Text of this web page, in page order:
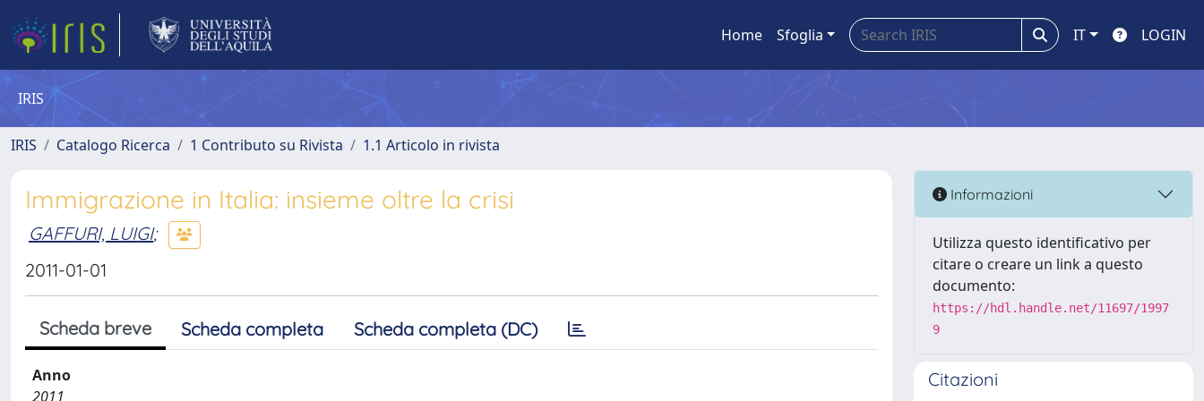
Home Sfoglia IT LOGIN
IRIS
IRIS Catalogo Ricerca 1 Contributo su Rivista 1.1 Articolo in rivista
Immigrazione in Italia: insieme oltre la crisi
GAFFURI, LUIGI;
2011-01-01
Scheda breve Scheda completa Scheda completa (DC)
Anno
2011
Informazioni
Utilizza questo identificativo per
citare o creare un link a questo
documento:
https://hdl.handle.net/11697/1997
9
Citazioni